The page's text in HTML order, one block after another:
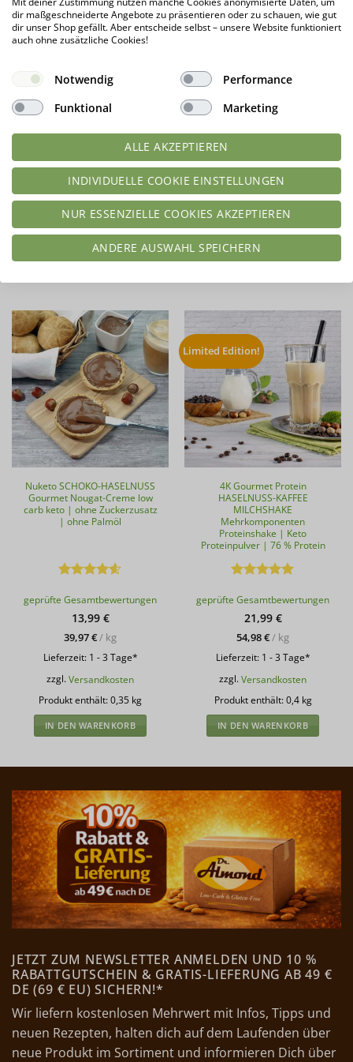
4K Gourmet Protein SCHOKO-
Proteinshake | Keto
Proteinpulver | 77 % Protein
20,99€
Lieferzeit:1 - 3 Tage*
zzgl.Versandkosten
Produkt enthält: 0,4kg
400 g
Bewertet
geprüfte Gesamtbewertungen
13,99€
34,98€/kg
Lieferzeit:1 - 3 Tage*
zzgl.Versandkosten
Produkt enthält: 0,4
Nuketo SCHOKO-HASELNUSS
Gourmet Nougat-Creme low
carb keto | ohne Zuckerzusatz
| ohne Palmöl
mit4.57
von 5
geprüfte Gesamtbewertungen
13,99 €
39,97€/ kg
Lieferzeit: 1 - 3 Tage*
zzgl.Versandkosten
Produkt enthält: 0,35 kg
IN DEN WARENKORB
Limited Edition!
4K Gourmet Protein
HASELNUSS-KAFFEE
MILCHSHAKE
Mehrkomponenten
Proteinshake | Keto
Proteinpulver | 76 % Protein
mit5von
geprüfte Gesamtbewertungen
21,99 €
54,98€/ kg
Lieferzeit: 1 - 3 Tage*
zzgl.Versandkosten
Produkt enthält: 0,4 kg
IN DEN WARENKORB
JETZT ZUM NEWSLETTER ANMELDEN UND 10 %
RABATTGUTSCHEIN & GRATIS-LIEFERUNG AB 49 €
DE (69 € EU) SICHERN!*
Wir liefern kostenlosen Mehrwert mit Infos, Tipps und
neuen Rezepten, halten dich auf dem Laufenden über
neue Produkt im Sortiment und informieren Dich über
dir maßgeschneiderte Angebote zu präsentieren oder zu schauen, wie gut
dir unser Shop gefällt. Aber entscheide selbst – unsere Website funktioniert
auch ohne zusätzliche Cookies!
Notwendig
Performance
Funktional
Marketing
ALLE AKZEPTIEREN
INDIVIDUELLE COOKIE EINSTELLUNGEN
NUR ESSENZIELLE COOKIES AKZEPTIEREN
ANDERE AUSWAHL SPEICHERN